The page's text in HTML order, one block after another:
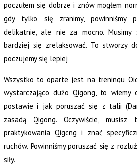
poczułem się dobrze i znów mogłem
gdy tylko się zranimy, powinniśmy
delikatnie, ale nie za mocno. Musimy
bardziej się zrelaksować. To stworzy
poczujemy się lepiej.
Wszystko to oparte jest na treningu
wystarczająco dużo Qigong, to wiemy
postawie i jak poruszać się z talii
zasadą Qigong. Oczywiście, musisz
praktykowania Qigong i znać
ruchów. Powinniśmy poruszać się z
siły.